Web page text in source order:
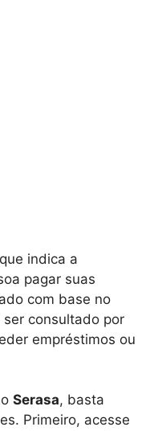
indica a
pagar suas
com base no
consultado por
empréstimos ou
Serasa, basta
Primeiro, acesse